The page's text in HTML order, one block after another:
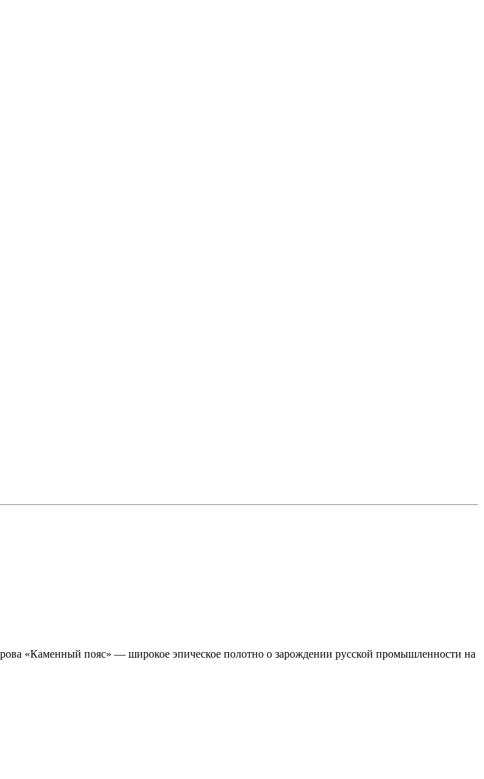
«Каменный пояс» — широкое эпическое полотно о зарождении русской промышленности на